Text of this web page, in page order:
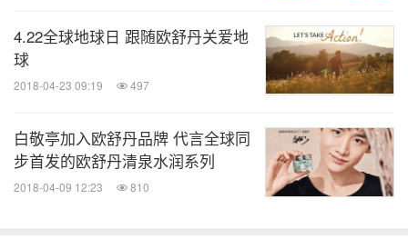
及 欧舒丹微信公众号：普罗旺斯欧舒丹
走近欧舒丹，把普罗旺斯的芬芳带回家。
如需了解更多L’Occitane欧舒丹信息，请登录官网ww
w.loccitane.cn或与欧舒丹公关部门联络。
4.22全球地球日 跟随欧舒丹关爱地
球
2018-04-23 09:19 497
白敬亭加入欧舒丹品牌 代言全球同
步首发的欧舒丹清泉水润系列
2018-04-09 12:23 810